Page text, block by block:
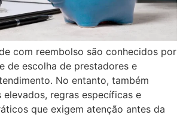
com reembolso são conhecidos por
de escolha de prestadores e
No entanto, também
regras específicas e
que exigem atenção antes da